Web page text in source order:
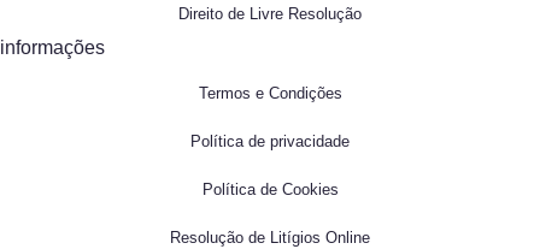
Direito de Livre Resolução
informações
Termos e Condições
Política de privacidade
Política de Cookies
Resolução de Litígios Online